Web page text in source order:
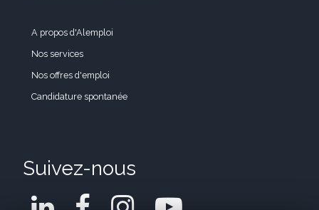
A propos d'Alemploi
Nos services
Nos offres d'emploi
Candidature spontanée
Suivez-nous